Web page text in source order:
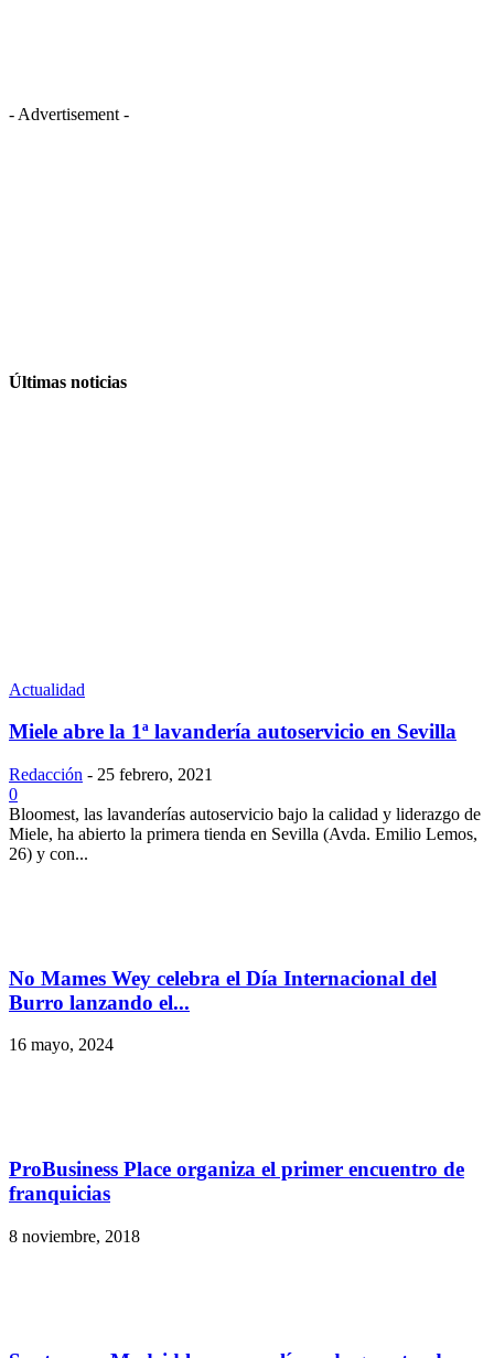
- Advertisement -
Últimas noticias
Actualidad
Miele abre la 1ª lavandería autoservicio en Sevilla
Redacción - 25 febrero, 2021
0
Bloomest, las lavanderías autoservicio bajo la calidad y liderazgo de
Miele, ha abierto la primera tienda en Sevilla (Avda. Emilio Lemos,
26) y con...
No Mames Wey celebra el Día Internacional del
Burro lanzando el...
16 mayo, 2024
ProBusiness Place organiza el primer encuentro de
franquicias
8 noviembre, 2018